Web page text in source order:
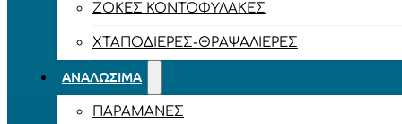
ΖΌΚΕΣ ΚΟΝΤΟΦΎΛΑΚΕΣ
ΧΤΑΠΟΔΙΈΡΕΣ-ΘΡΑΨΑΛΙΈΡΕΣ
ΑΝΑΛΏΣΙΜΑ
ΠΑΡΑΜΆΝΕΣ